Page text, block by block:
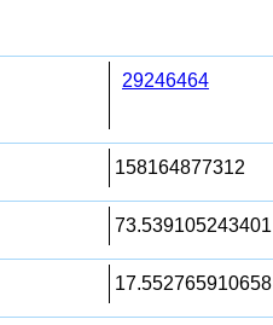
29246464
158164877312
73.539105243401
17.552765910658